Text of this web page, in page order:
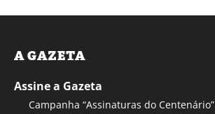
A GAZETA
Assine a Gazeta
Campanha “Assinaturas do Centenário”